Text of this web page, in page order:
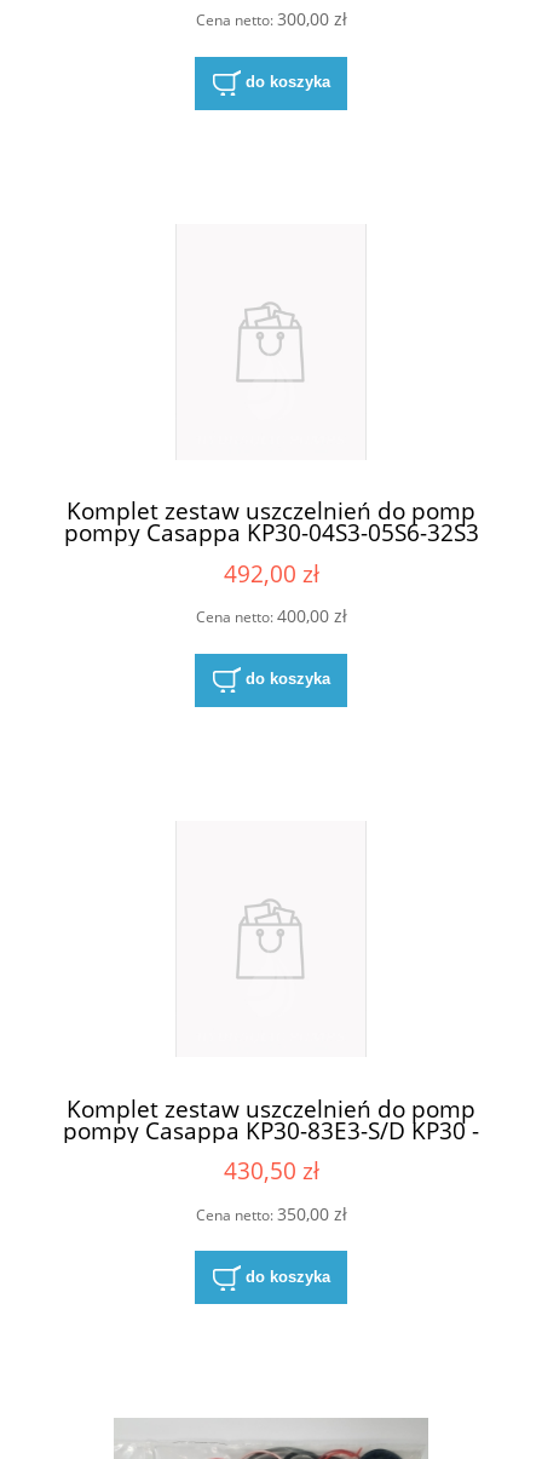
Cena netto:300,00 zł
do koszyka
Komplet zestaw uszczelnień do pomp
pompy Casappa KP30-04S3-05S6-32S3
492,00 zł
Cena netto:400,00 zł
do koszyka
Komplet zestaw uszczelnień do pomp
pompy Casappa KP30-83E3-S/D KP30 -
430,50 zł
Cena netto:350,00 zł
do koszyka